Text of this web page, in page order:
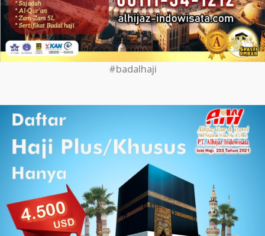
#badalhaji